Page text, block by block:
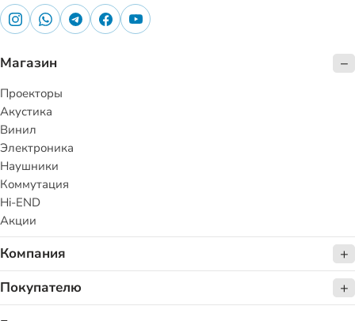
Магазин
Проекторы
Акустика
Винил
Электроника
Наушники
Коммутация
Hi-END
Акции
Компания
Покупателю